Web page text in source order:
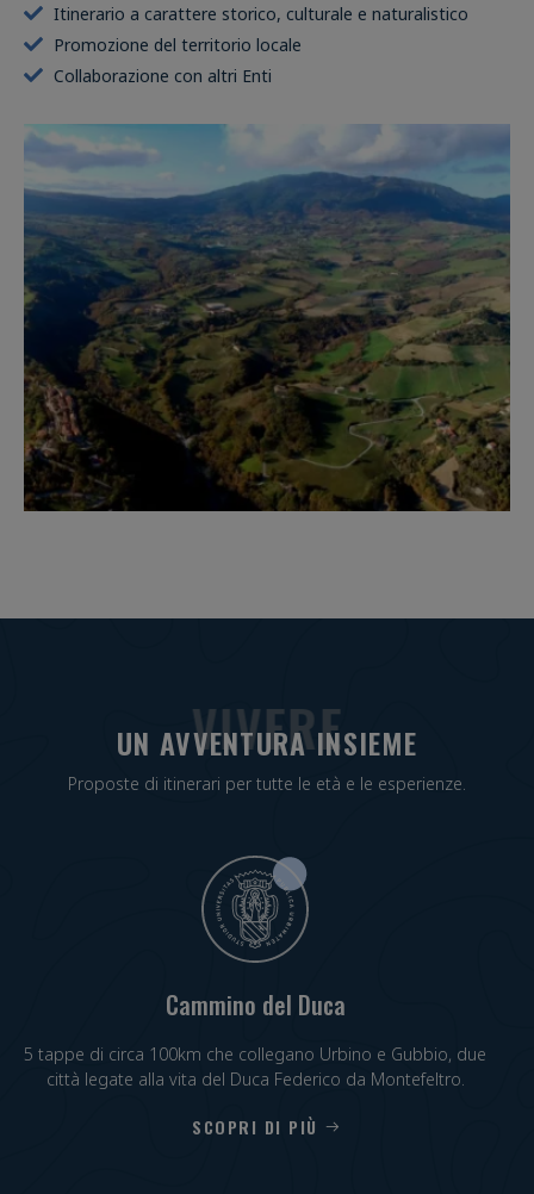
Itinerario a carattere storico, culturale e naturalistico
Promozione del territorio locale
Collaborazione con altri Enti
VIVERE
UN AVVENTURA INSIEME
Proposte di itinerari per tutte le età e le esperienze.
Cammino del Duca
5 tappe di circa 100km che collegano Urbino e Gubbio, due
città legate alla vita del Duca Federico da Montefeltro.
SCOPRI DI PIÙ